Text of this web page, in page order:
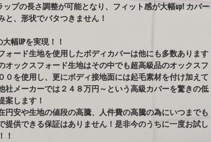
ップの長さ調整が可能となり、フィット感が大幅up! カバー
と、形状でバタつきません！
幅UPを実現！！
ォード生地を使用したボディカバーは他にも多数あります
オックスフォード生地はその中でも超高級品のオックスフ
０を使用し、更にボディ接地面には起毛素材を付け加えて
社メーカーでは２４８万円～という高級カバーを驚きの低
案します！
円安や生地の値段の高騰、人件費の高騰の為にいつまでも
提供できる保証はありません！是非今のうちに一度お試し
！